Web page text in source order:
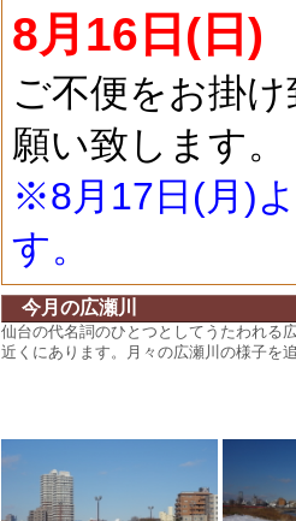
8月16日(日)
ご不便をお掛
願い致します。
※8月17日(月)
す。
今月の広瀬川
仙台の代名詞のひとつとしてうたわれる
近くにあります。月々の広瀬川の様子を